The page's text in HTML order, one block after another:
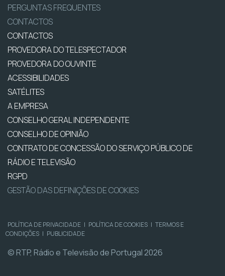
PERGUNTAS FREQUENTES
CONTACTOS
CONTACTOS
PROVEDORA DO TELESPECTADOR
PROVEDORA DO OUVINTE
ACESSIBILIDADES
SATÉLITES
A EMPRESA
CONSELHO GERAL INDEPENDENTE
CONSELHO DE OPINIÃO
CONTRATO DE CONCESSÃO DO SERVIÇO PÚBLICO DE
RÁDIO E TELEVISÃO
RGPD
GESTÃO DAS DEFINIÇÕES DE COOKIES
POLÍTICA DE PRIVACIDADE | POLÍTICA DE COOKIES | TERMOS E
CONDIÇÕES | PUBLICIDADE
© RTP, Rádio e Televisão de Portugal 2026